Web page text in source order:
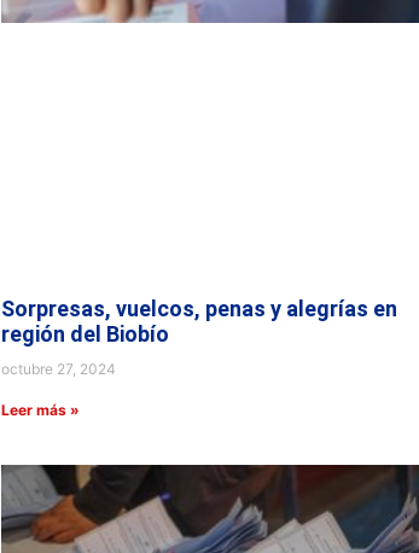
Sorpresas, vuelcos, penas y alegrías en
región del Biobío
octubre 27, 2024
Leer más »